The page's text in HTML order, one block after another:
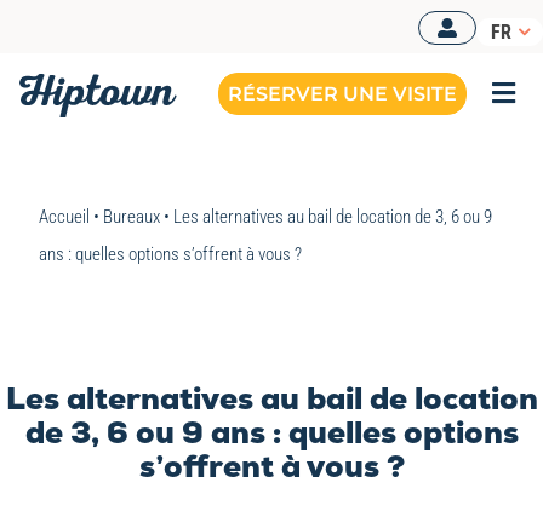
contenu
FR
RÉSERVER UNE VISITE
Accueil • Bureaux• Les alternatives au bail de location de 3, 6 ou 9
ans : quelles options s’offrent à vous ?
Les alternatives au bail de location
de 3, 6 ou 9 ans : quelles options
s’offrent à vous ?